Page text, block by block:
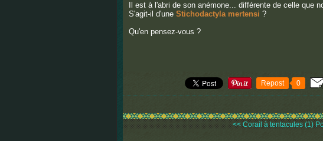
Il est à l'abri de son anémone... différente de celle que
S'agit-il d'une Stichodactyla mertensi ?
Qu'en pensez-vous ?
Repost 0
<< Corail à tentacules (1)